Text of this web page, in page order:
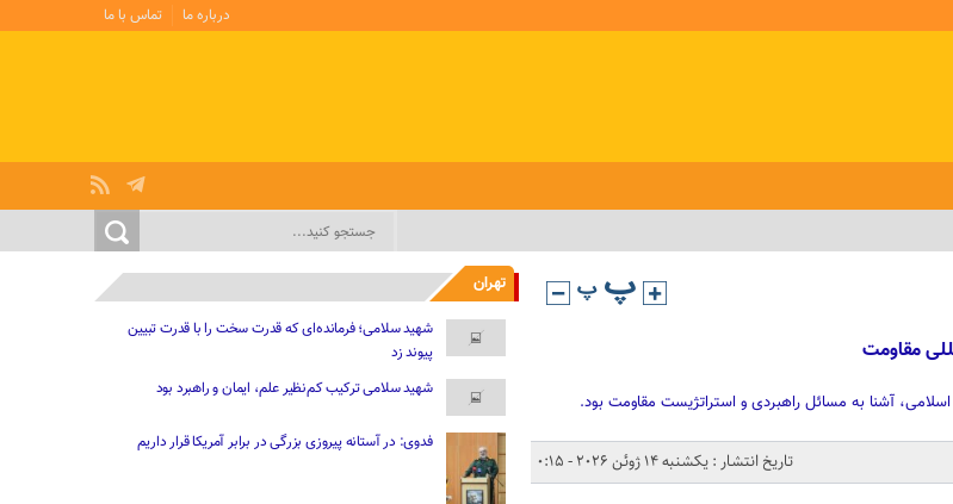
درباره ما تماس با ما
مقاومت
آشنا به مسائل راهبردی و استراتژیست مقاومت بود.
تاریخ انتشار : یکشنبه 14 ژوئن 2026 - 0:15
تهران
شهید سلامی؛ فرمانده‌ای که قدرت سخت را با قدرت تبیین
پیوند زد
شهید سلامی ترکیب کم‌نظیر علم، ایمان و راهبرد بود
فدوی: در آستانه پیروزی بزرگی در برابر آمریکا قرار داریم